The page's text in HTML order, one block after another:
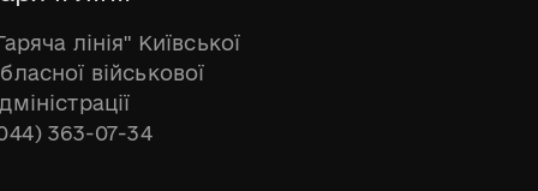
лінія" Київської
військової
363-07-34